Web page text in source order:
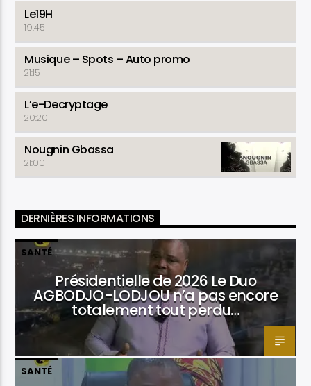
Le19H
19:45
Musique – Spots – Auto promo
21:15
L’e-Decryptage
20:20
Nougnin Gbassa
21:00
DERNIÈRES INFORMATIONS
SANTÉ
Présidentielle de 2026 Le Duo
AGBODJO-LODJOU n’a pas encore
totalement tout perdu…
SANTÉ